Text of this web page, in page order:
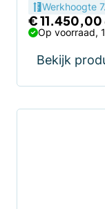
Werkhoogte
€11.450,00
Op voorraad,
Bekijk